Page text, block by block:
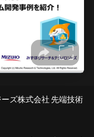
ズ株式会社 先端技術